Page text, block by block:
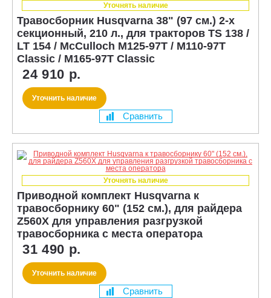
Уточнять наличие
Травосборник Husqvarna 38" (97 см.) 2-х
секционный, 210 л., для тракторов TS 138 /
LT 154 / McCulloch M125-97T / M110-97T
Classic / M165-97T Classic
24 910 р.
Уточнить наличие
Сравнить
Уточнять наличие
Приводной комплект Husqvarna к
травосборнику 60" (152 см.), для райдера
Z560X для управления разгрузкой
травосборника с места оператора
31 490 р.
Уточнить наличие
Сравнить